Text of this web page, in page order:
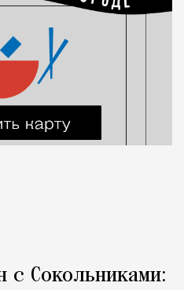
с Сокольниками: